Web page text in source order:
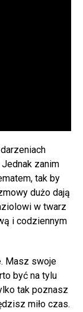
Jednak zanim
tak by
dużo dają
w twarz
i codziennym
Masz swoje
być na tylu
tak poznasz
miło czas.